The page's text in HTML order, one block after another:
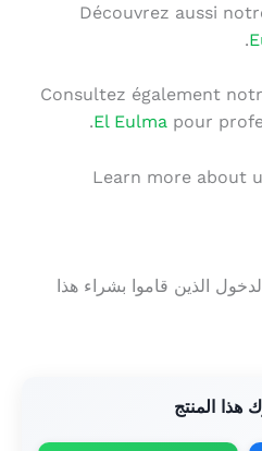
Découvrez aussi
Consultez également
El Eulma pour
Learn more about
الذين قاموا بشراء هذا
هذا المنتج